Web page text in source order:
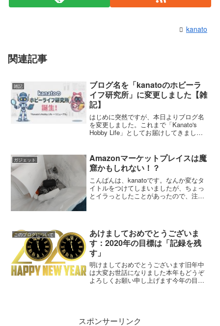
kanato
関連記事
雑記
ブログ名を「kanatoのホビーラ
イフ研究所」に変更しました【雑
記】
はじめに突然ですが、本日よりブログ名
を変更しました。これまで「Kanato's
Hobby Life」としてお届けしてきました
あ、新しい名前だよ！なんかかっこよ
く...
ガジェット
Amazonマーケットプレイスは魔
窟かもしれない！？
こんばんは、kanatoです。なんか変なタ
イトルをつけてしまいましたが、ちょっ
とイラっとしたことがあったので、注意
このブログについて
あけましておめでとうございま
す：2020年の目標は「記録を残
す」
明けましておめでとうございます旧年中
は大変お世話になりました本年もどうぞ
よろしくお願い申し上げます今年の目標
スポンサーリンク